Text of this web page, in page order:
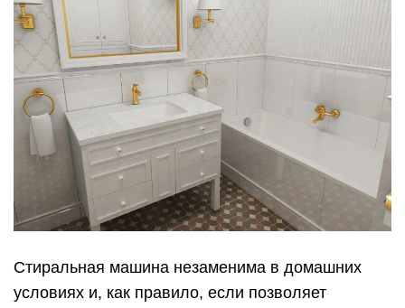
Стиральная машина незаменима в домашних
условиях и, как правило, если позволяет